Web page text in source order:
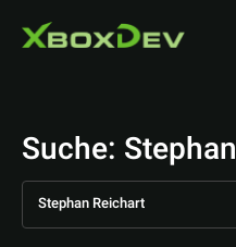
Suche: